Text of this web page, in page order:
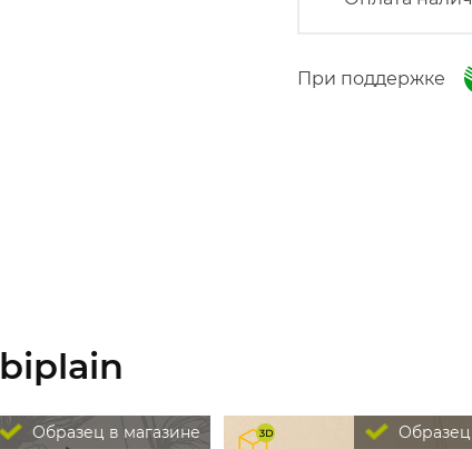
При поддержке
Образец в магазине Образец